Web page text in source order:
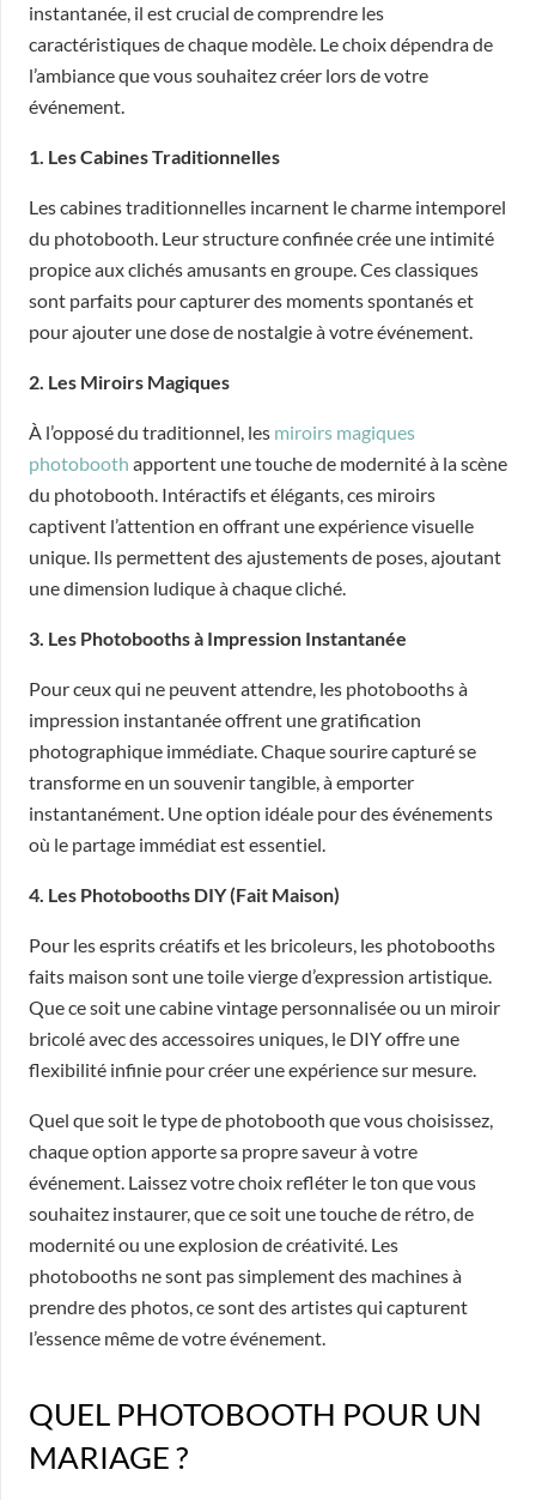
instantanée, il est crucial de comprendre les
caractéristiques de chaque modèle. Le choix dépendra de
l’ambiance que vous souhaitez créer lors de votre
événement.
1. Les Cabines Traditionnelles
Les cabines traditionnelles incarnent le charme intemporel
du photobooth. Leur structure confinée crée une intimité
propice aux clichés amusants en groupe. Ces classiques
sont parfaits pour capturer des moments spontanés et
pour ajouter une dose de nostalgie à votre événement.
2. Les Miroirs Magiques
À l’opposé du traditionnel, les miroirs magiques
photobooth apportent une touche de modernité à la scène
du photobooth. Intéractifs et élégants, ces miroirs
captivent l’attention en offrant une expérience visuelle
unique. Ils permettent des ajustements de poses, ajoutant
une dimension ludique à chaque cliché.
3. Les Photobooths à Impression Instantanée
Pour ceux qui ne peuvent attendre, les photobooths à
impression instantanée offrent une gratification
photographique immédiate. Chaque sourire capturé se
transforme en un souvenir tangible, à emporter
instantanément. Une option idéale pour des événements
où le partage immédiat est essentiel.
4. Les Photobooths DIY (Fait Maison)
Pour les esprits créatifs et les bricoleurs, les photobooths
faits maison sont une toile vierge d’expression artistique.
Que ce soit une cabine vintage personnalisée ou un miroir
bricolé avec des accessoires uniques, le DIY offre une
flexibilité infinie pour créer une expérience sur mesure.
Quel que soit le type de photobooth que vous choisissez,
chaque option apporte sa propre saveur à votre
événement. Laissez votre choix refléter le ton que vous
souhaitez instaurer, que ce soit une touche de rétro, de
modernité ou une explosion de créativité. Les
photobooths ne sont pas simplement des machines à
prendre des photos, ce sont des artistes qui capturent
l’essence même de votre événement.
QUEL PHOTOBOOTH POUR UN
MARIAGE ?